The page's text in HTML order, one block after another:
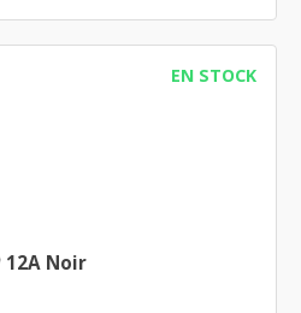
EN STOCK
12A Noir